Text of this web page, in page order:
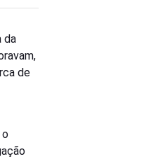
da
de
o